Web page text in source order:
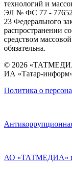
технологий и
ЭЛ № ФС 77 - 77652
23 Федерального
распространении
средством
обязательна.
© 2026
ИА «Татар-
Политика о
АО «ТАТМЕДИА»